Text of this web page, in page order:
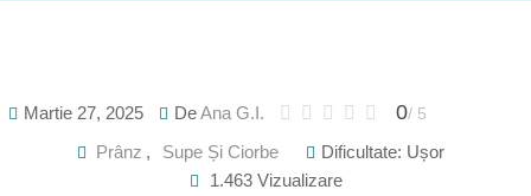
Martie 27, 2025 DeAna G.I. 0/ 5
Prânz , Supe Și Ciorbe
Dificultate: Ușor
1.463 Vizualizare